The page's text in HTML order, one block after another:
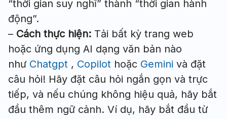
“thời gian suy nghĩ” thành “thời gian hành
động”.
– Cách thực hiện: Tải bất kỳ trang web
hoặc ứng dụng AI dạng văn bản nào
như Chatgpt , Copilot hoặc Gemini và đặt
câu hỏi! Hãy đặt câu hỏi ngắn gọn và trực
tiếp, và nếu chúng không hiệu quả, hãy bắt
đầu thêm ngữ cảnh. Ví dụ, hãy bắt đầu từ